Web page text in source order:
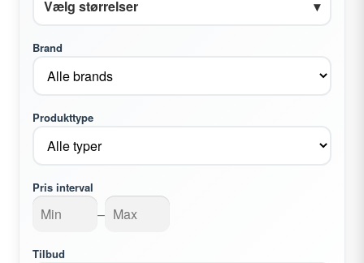
Outlet
Kontakt os
Vælg størrelser ▾
Brand
Produkttype
Pris interval
–
Tilbud